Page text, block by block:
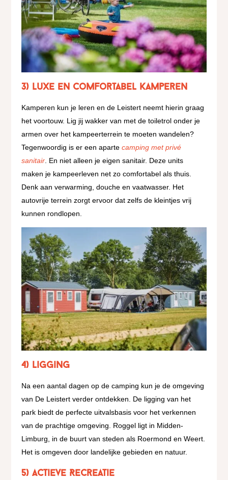
3) Luxe en comfortabel kamperen
Kamperen kun je leren en de Leistert neemt hierin graag
het voortouw. Lig jij wakker van met de toiletrol onder je
armen over het kampeerterrein te moeten wandelen?
Tegenwoordig is er een apartecamping met privé
sanitair. En niet alleen je eigen sanitair. Deze units
maken je kampeerleven net zo comfortabel als thuis.
Denk aan verwarming, douche en vaatwasser. Het
autovrije terrein zorgt ervoor dat zelfs de kleintjes vrij
kunnen rondlopen.
4) Ligging
Na een aantal dagen op de camping kun je de omgeving
van De Leistert verder ontdekken. De ligging van het
park biedt de perfecte uitvalsbasis voor het verkennen
van de prachtige omgeving. Roggel ligt in Midden-
Limburg, in de buurt van steden als Roermond en Weert.
Het is omgeven door landelijke gebieden en natuur.
5) Actieve Recreatie